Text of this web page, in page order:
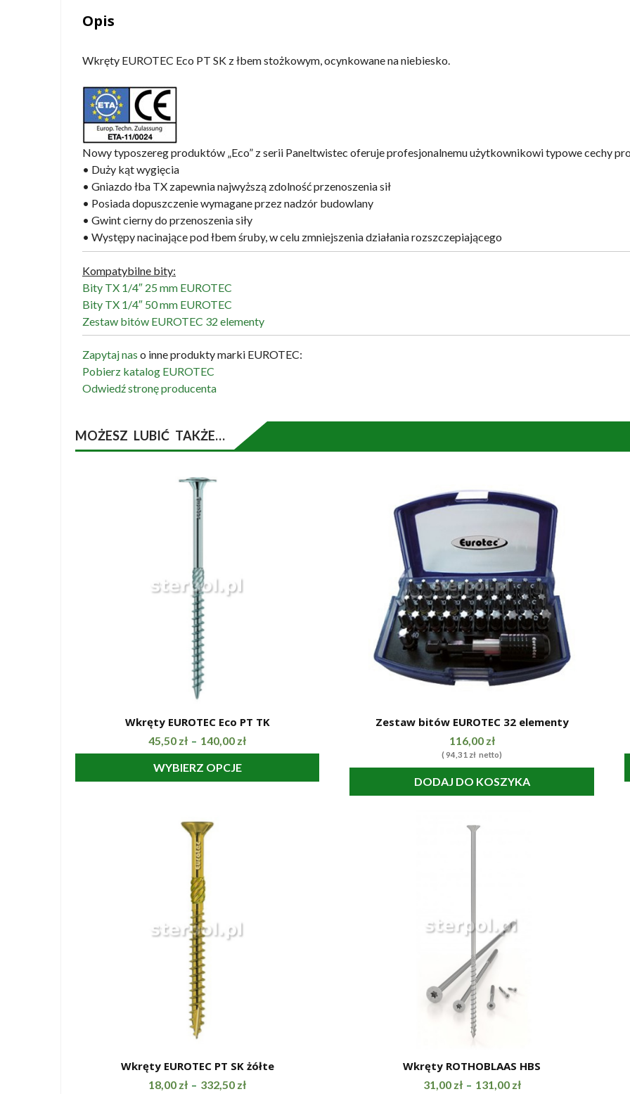
Opis
Wkręty EUROTEC Eco PT SK z łbem stożkowym, ocynkowane na niebiesko.
Nowy typoszereg produktów „Eco” z serii Paneltwistec oferuje profesjonalnemu użytkownikowi typowe cechy
• Duży kąt wygięcia
• Gniazdo łba TX zapewnia najwyższą zdolność przenoszenia sił
• Posiada dopuszczenie wymagane przez nadzór budowlany
• Gwint cierny do przenoszenia siły
• Występy nacinające pod łbem śruby, w celu zmniejszenia działania rozszczepiającego
Kompatybilne bity:
Bity TX 1/4″ 25 mm EUROTEC
Bity TX 1/4″ 50 mm EUROTEC
Zestaw bitów EUROTEC 32 elementy
Zapytaj nas o inne produkty marki EUROTEC:
Pobierz katalog EUROTEC
Odwiedź stronę producenta
MOŻESZ LUBIĆ TAKŻE…
SZYBKI PODGLĄD
Wkręty EUROTEC Eco PT TK
45,50 zł – 140,00 zł
WYBIERZ OPCJE
SZYBKI PODGLĄD
Zestaw bitów EUROTEC 32 elementy
116,00 zł
( 94,31 zł netto)
DODAJ DO KOSZYKA
SZYBKI PODGLĄD
Wkręty EUROTEC PT SK żółte
18,00 zł – 332,50 zł
SZYBKI PODGLĄD
Wkręty ROTHOBLAAS HBS
31,00 zł – 131,00 zł